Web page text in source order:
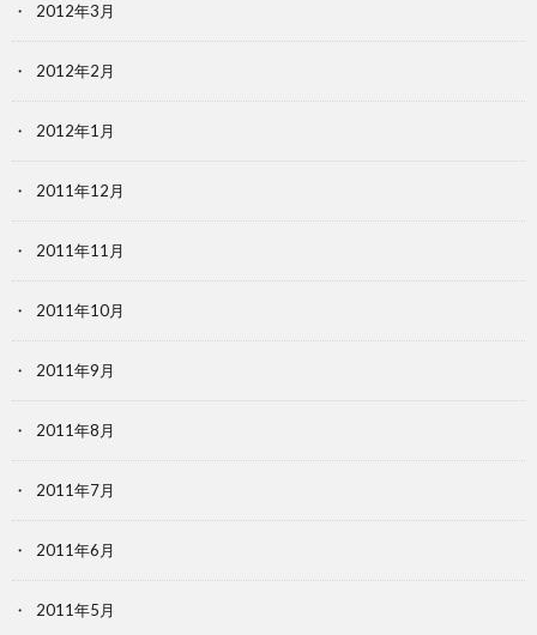
2012年3月
2012年2月
2012年1月
2011年12月
2011年11月
2011年10月
2011年9月
2011年8月
2011年7月
2011年6月
2011年5月